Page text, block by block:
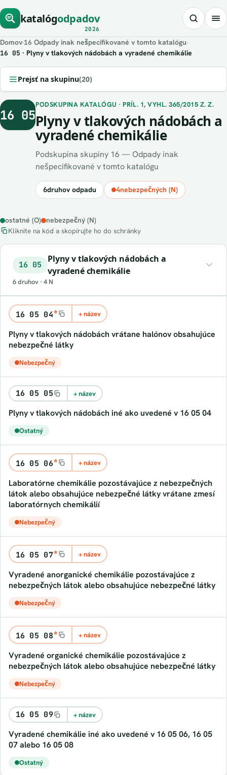
katalógodpadov
2026
Domov›16 Odpady inak nešpecifikované v tomto katalógu›
16 05 · Plyny v tlakových nádobách a vyradené chemikálie
Prejsť na skupinu(20)
16 05
PODSKUPINA KATALÓGU · PRÍL. 1, VYHL. 365/2015 Z. Z.
Plyny v tlakových nádobách a
vyradené chemikálie
Podskupina skupiny 16 — Odpady inak
nešpecifikované v tomto katalógu
6druhov odpadu 4nebezpečných (N)
ostatné (O)
nebezpečný (N)
Kliknite na kód a skopírujte ho do schránky
16 05
Plyny v tlakových nádobách a
vyradené chemikálie
6 druhov · 4 N
16 05 04* + název
plyny v tlakových nádobách vrátane halónov obsahujúce
nebezpečné látky
Nebezpečný
16 05 05 + název
plyny v tlakových nádobách iné ako uvedené v 16 05 04
Ostatný
16 05 06* + název
laboratórne chemikálie pozostávajúce z nebezpečných
látok alebo obsahujúce nebezpečné látky vrátane zmesí
laboratórnych chemikálií
Nebezpečný
16 05 07* + název
vyradené anorganické chemikálie pozostávajúce z
nebezpečných látok alebo obsahujúce nebezpečné látky
Nebezpečný
16 05 08* + název
vyradené organické chemikálie pozostávajúce z
nebezpečných látok alebo obsahujúce nebezpečné látky
Nebezpečný
16 05 09 + název
vyradené chemikálie iné ako uvedené v 16 05 06, 16 05
07 alebo 16 05 08
Ostatný